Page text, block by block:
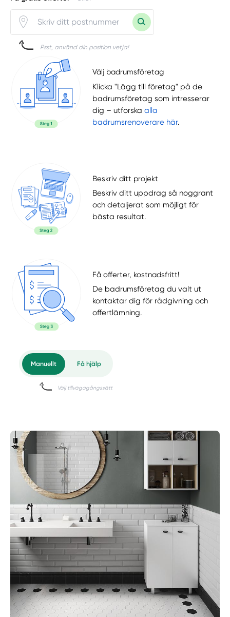
Psst, använd din position vetja!
Välj badrumsföretag
Klicka "Lägg till företag" på de
badrumsföretag som intresserar
dig – utforskaalla
badrumsrenoverare här.
Beskriv ditt projekt
Beskriv ditt uppdrag så noggrant
och detaljerat som möjligt för
bästa resultat.
Få offerter, kostnadsfritt!
De badrumsföretag du valt ut
kontaktar dig för rådgivning och
offertlämning.